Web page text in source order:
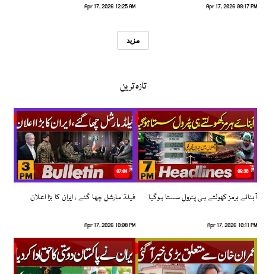
Apr 17, 2026 08:17 PM
Apr 17, 2026 12:25 AM
مزید
تازہ ترین
08:36
آبنائے ہرمز کھولتے ہی پٹرول سستا ہوگیا
Apr 17, 2026 10:11 PM
07:04
فیلڈ مارشل چھا گئے ، ایران کا بڑا اعلان
Apr 17, 2026 10:08 PM